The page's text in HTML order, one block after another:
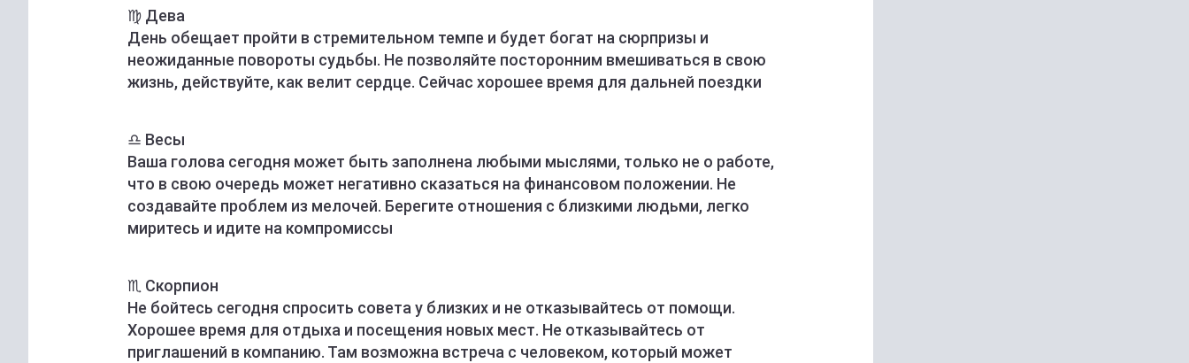
♍️ Дева
День обещает пройти в стремительном темпе и будет богат на сюрпризы и
неожиданные повороты судьбы. Не позволяйте посторонним вмешиваться в свою
жизнь, действуйте, как велит сердце. Сейчас хорошее время для дальней поездки
♎️ Весы
Ваша голова сегодня может быть заполнена любыми мыслями, только не о работе,
что в свою очередь может негативно сказаться на финансовом положении. Не
создавайте проблем из мелочей. Берегите отношения с близкими людьми, легко
миритесь и идите на компромиссы
♏️ Скорпион
Не бойтесь сегодня спросить совета у близких и не отказывайтесь от помощи.
Хорошее время для отдыха и посещения новых мест. Не отказывайтесь от
приглашений в компанию. Там возможна встреча с человеком, который может